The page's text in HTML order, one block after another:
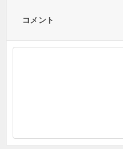
コメント